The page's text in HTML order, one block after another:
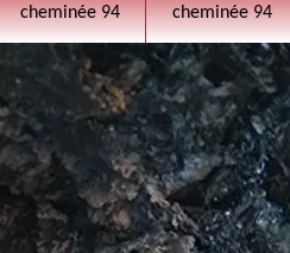
cheminée 94
cheminée 94